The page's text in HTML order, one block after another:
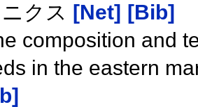
クス [Net] [Bib]
composition and
in the eastern